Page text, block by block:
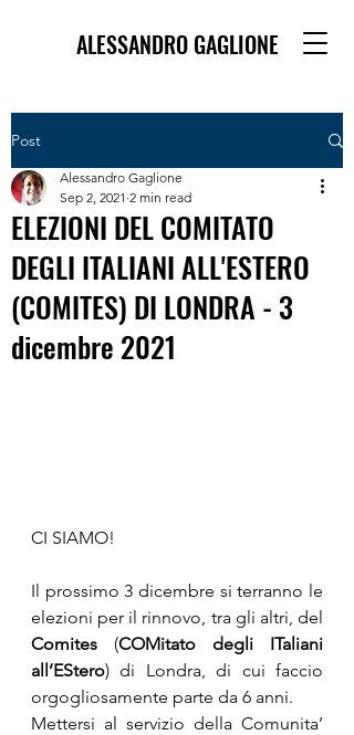
ALESSANDRO GAGLIONE
Post
ELEZIONI DEL COMITATO
DEGLI ITALIANI ALL'ESTERO
(COMITES) DI LONDRA - 3
dicembre 2021
Alessandro Gaglione
Sep 2, 2021 2 min read
CI SIAMO!
Il prossimo 3 dicembre si terranno le
Comites (COMitato degli ITaliani
all’EStero) di Londra, di cui faccio
orgogliosamente parte da 6 anni.
Mettersi al servizio della Comunita’